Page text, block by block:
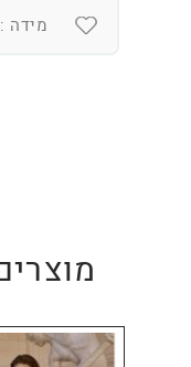
מידה : 37